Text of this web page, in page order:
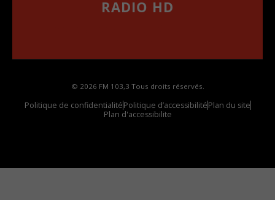
RADIO HD
© 2026 FM 103,3 Tous droits réservés.
Politique de confidentialitéPolitique d’accessibilitéPlan du site
Plan d'accessibilite